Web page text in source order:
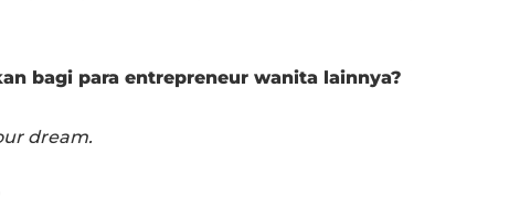
bagi para entrepreneur wanita lainnya?
dream.